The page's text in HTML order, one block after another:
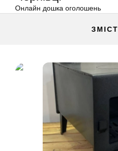
Онлайн дошка оголошень
ЗМІСТ